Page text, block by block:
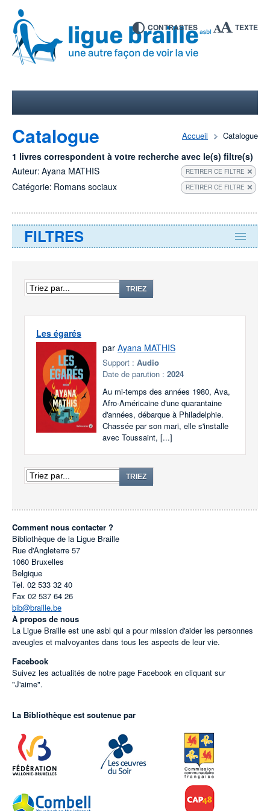
CONTRASTES TEXTE
Accueil Catalogue
Catalogue
1 livres correspondent à votre recherche avec le(s) filtre(s)
Auteur: Ayana MATHIS RETIRER CE FILTRE
Catégorie: Romans sociaux RETIRER CE FILTRE
FILTRES
TRIEZ
Les égarés
par Ayana MATHIS
Support : Audio
Date de parution : 2024
Au mi-temps des années 1980, Ava,
Afro-Américaine d'une quarantaine
d'années, débarque à Philadelphie.
Chassée par son mari, elle s'installe
avec Toussaint, [...]
TRIEZ
Comment nous contacter ?
Bibliothèque de la Ligue Braille
Rue d'Angleterre 57
1060 Bruxelles
Belgique
Tel. 02 533 32 40
Fax 02 537 64 26
bib@braille.be
À propos de nous
La Ligue Braille est une asbl qui a pour mission d'aider les personnes
aveugles et malvoyantes dans tous les aspects de leur vie.
Facebook
Suivez les actualités de notre page Facebook en cliquant sur
"J'aime".
La Bibliothèque est soutenue par